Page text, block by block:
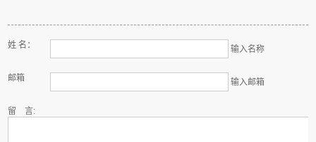
姓 名： 输入名称
邮箱 输入邮箱
留 言: